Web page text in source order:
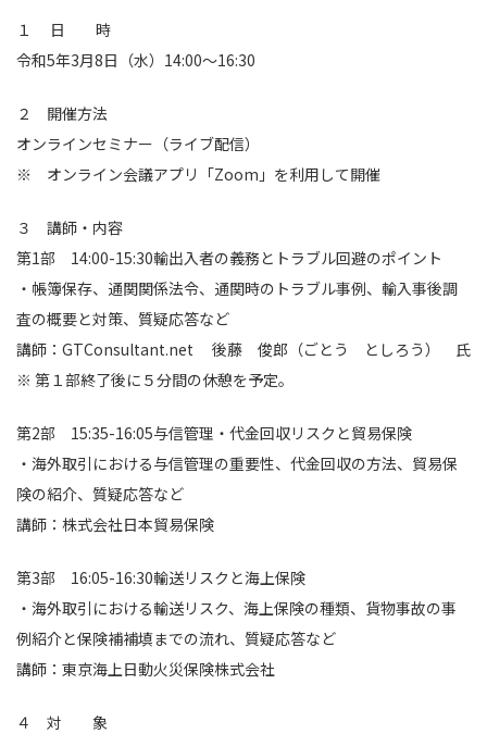
１ 日 時
令和5年3月8日（水）14:00～16:30
２ 開催方法
オンラインセミナー（ライブ配信）
※ オンライン会議アプリ「Zoom」を利用して開催
３ 講師・内容
第1部 14:00-15:30輸出入者の義務とトラブル回避のポイント
・帳簿保存、通関関係法令、通関時のトラブル事例、輸入事後調
査の概要と対策、質疑応答など
講師：GTConsultant.net 後藤 俊郎（ごとう としろう） 氏
※ 第１部終了後に５分間の休憩を予定。
第2部 15:35-16:05与信管理・代金回収リスクと貿易保険
・海外取引における与信管理の重要性、代金回収の方法、貿易保
険の紹介、質疑応答など
講師：株式会社日本貿易保険
第3部 16:05-16:30輸送リスクと海上保険
・海外取引における輸送リスク、海上保険の種類、貨物事故の事
例紹介と保険補補填までの流れ、質疑応答など
講師：東京海上日動火災保険株式会社
４ 対 象